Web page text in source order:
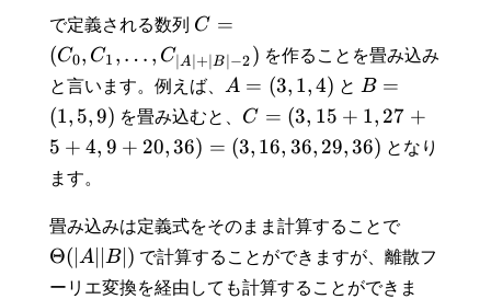
で定義される数列 C =
(C0, C1 , … , C ∣A + ∣B −2) を作ることを畳み込み
と言います。例えば、 A = (3, 1,4) と B =
(1, 5,9) を畳み込むと、 C = (3, 15 + 1, 27 +
5 + 4, 9 + 20, 36) = (3, 16, 36, 29,36) となり
ます。
畳み込みは定義式をそのまま計算することで
Θ( A∣ B∣ ) で計算することができますが、離散フ
ーリエ変換を経由しても計算することができま